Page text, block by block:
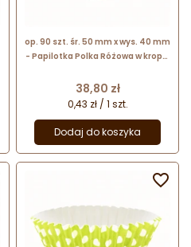
op. 90 szt. śr. 50 mm x wys. 40 mm
- Papilotka Polka Różowa w kropki
do babeczek
Cena
38,80 zł
0,43 zł / 1 szt.
Dodaj do koszyka
